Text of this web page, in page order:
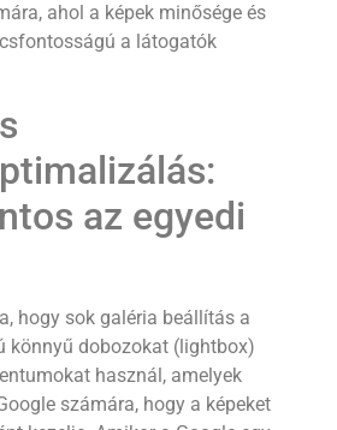
ahol a képek minősége és
a látogatók
az egyedi
hogy sok galéria beállítás a
könnyű dobozokat (lightbox)
használ, amelyek
számára, hogy a képeket